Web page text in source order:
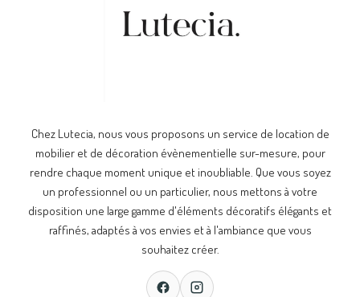
Chez Lutecia, nous vous proposons un service de location de
mobilier et de décoration évènementielle sur-mesure, pour
rendre chaque moment unique et inoubliable. Que vous soyez
un professionnel ou un particulier, nous mettons à votre
disposition une large gamme d'éléments décoratifs élégants et
raffinés, adaptés à vos envies et à l'ambiance que vous
souhaitez créer.